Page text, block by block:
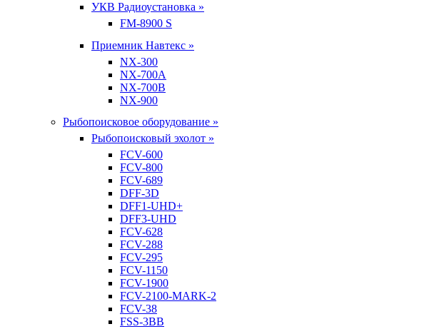
УКВ Радиоустановка »
FM-8900 S
Приемник Навтекс »
NX-300
NX-700A
NX-700B
NX-900
Рыбопоисковое оборудование »
Рыбопоисковый эхолот »
FCV-600
FCV-800
FCV-689
DFF-3D
DFF1-UHD+
DFF3-UHD
FCV-628
FCV-288
FCV-295
FCV-1150
FCV-1900
FCV-2100-MARK-2
FCV-38
FSS-3BB